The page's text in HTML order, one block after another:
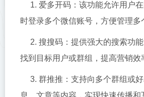
1. 爱多开码：该功能允许用户在
时登录多个微信账号，方便管理多
2. 搜搜码：提供强大的搜索功
找到目标用户或群组，提高营销效
3. 群推推：支持向多个群组或好